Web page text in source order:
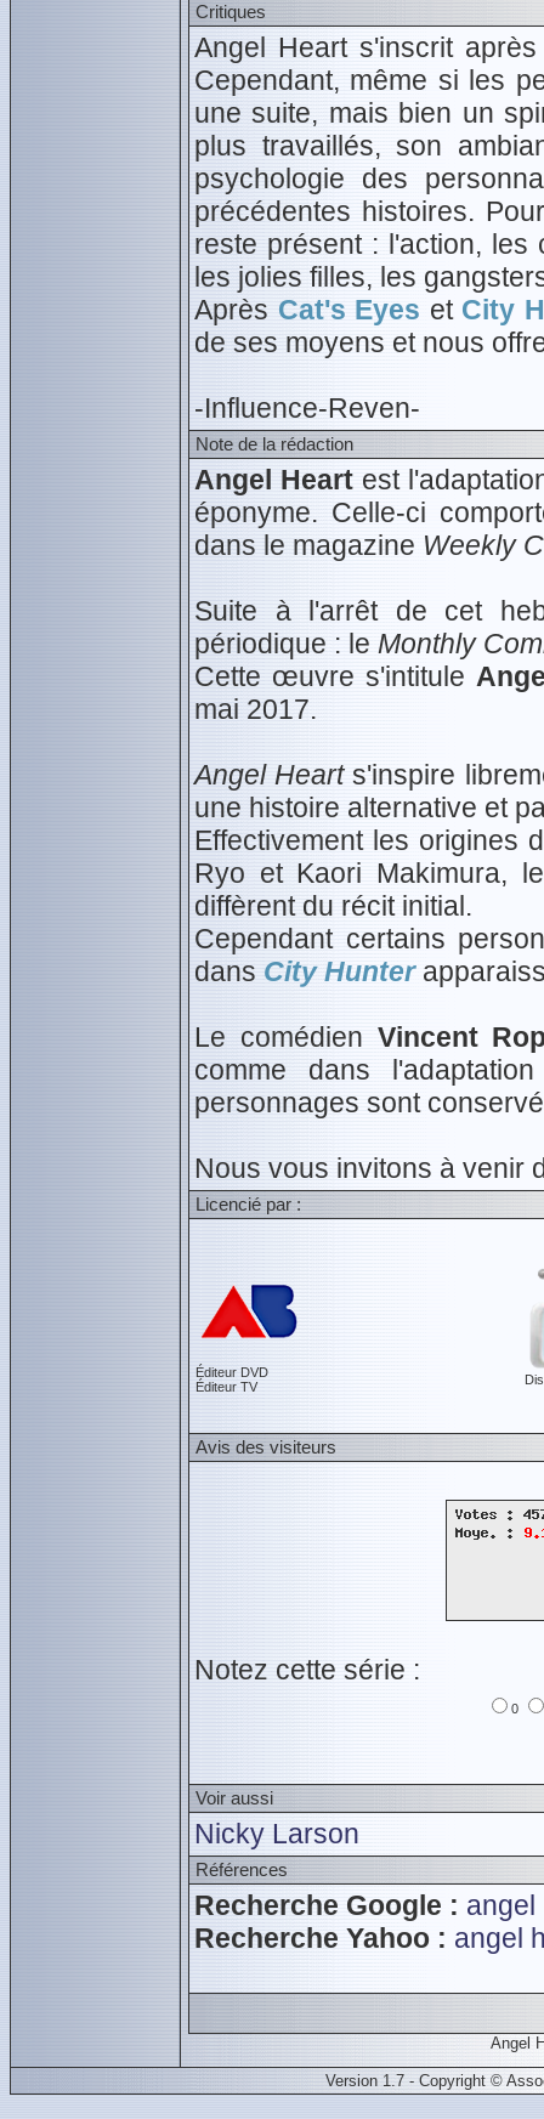
Critiques
Angel Heart s'inscrit
Cependant, même si les
une suite, mais bien un
plus travaillés, son
psychologie des
précédentes histoires.
reste présent : l'action,
les jolies filles, les
Après Cat's Eyes et City
de ses moyens et nous
-Influence-Reven-
Note de la rédaction
Angel Heartest
éponyme. Celle-ci
dans le magazine Weekly
Suite à l'arrêt de cet
périodique : le Monthly
Cette œuvre s'intitule
mai 2017.
Angel Hearts'inspire
une histoire alternative et
Effectivement les origines
Ryo et Kaori Makimura,
diffèrent du récit initial.
Cependant certains
dans City Hunter
Le comédien Vincent
comme dans
personnages sont
Nous vous invitons à venir
Licencié par :
Éditeur DVD
Éditeur TV
Avis des visiteurs
Notez cette série :
0
Voir aussi
Nicky Larson
Références
Recherche Google : angel
Recherche Yahoo : angel
Angel
Version 1.7 - Copyright ©